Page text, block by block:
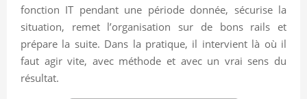
fonction IT pendant une période donnée, sécurise la
situation, remet l’organisation sur de bons rails et
prépare la suite. Dans la pratique, il intervient là où il
faut agir vite, avec méthode et avec un vrai sens du
résultat.